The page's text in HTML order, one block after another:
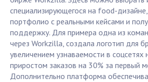
специализирующегося на food-
портфолио с реальными кейсами и
поддержку. Для примера одна из
через Workzilla, создала логотип для
увеличением узнаваемости в соцсетях
приростом заказов на 30% за первый
Дополнительно платформа